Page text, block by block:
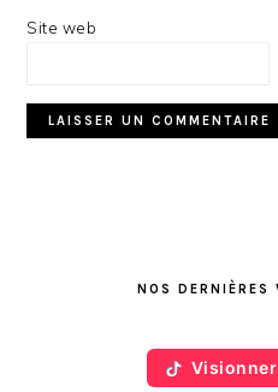
Site web
PRINCIPALENOS DERNIÈRES